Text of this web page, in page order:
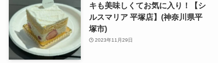
キも美味しくてお気に入り！【シ
ルスマリア 平塚店】(神奈川県平
塚市)
2023年11月29日